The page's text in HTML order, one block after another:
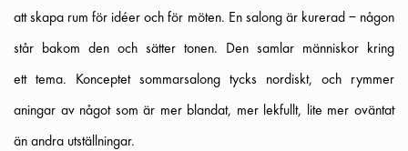
att skapa rum för idéer och för möten. En salong är kurerad – någon
står bakom den och sätter tonen. Den samlar människor kring
ett tema. Konceptet sommarsalong tycks nordiskt, och rymmer
aningar av något som är mer blandat, mer lekfullt, lite mer oväntat
än andra utställningar.